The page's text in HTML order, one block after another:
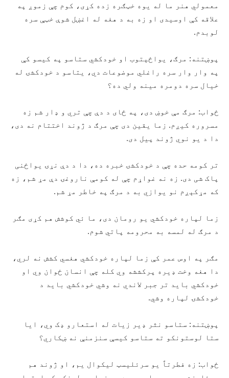
معمولي هنر ما له یوه خټګره زده کړی، کوم چې زموږ په
علاقه کې اوسیدی او زه به د هغه له اغښل شوې خټې سره
لوبدم.
پوښتنه: مرګ، یواځېتوب او خودکشي ستاسو په کیسو کې
په وار وار سره راغلي موضوعات دي، یتاسو د خودکشۍ له
خیال سره دومره مینه ولي ده؟
ځواب: مرګ مې خوښ دی، په ځای د دې چې تري و ډار شم زه
مسروره کیږم. زما یقین دی چې مرګ د ژوند اختتام نه دی،
دا د یو نوي ژوند پیل دی.
تر کومه حده چې د خودکشۍ خبره ده، دا د دې نړۍ یواځنی
پاک شی دی. زه نه غواړم چې له کومې ناروغۍ دې مړ شم، زه
که مړکېږم نو یوازي به د مرګ په خاطر مړ شم.
زما لپاره خودکشي یو رومان دی، ما ئي کوشش هم کړی مګر
د مرګ له لمسه به محرومه پاتي شوم.
مګر په اوس عمر کې زما لپاره خودکشي هغسي کشش نه لري،
دا هغه وخت ډیره پرکششه وي کله چې انسان ځوان وي او
خودکشي باید تر جبر لاندي نه وشي خودکشي باید د
خودکشۍ لپاره وشي.
پوښتنه: ستاسو نثر ډیر زیات له استعارو ډک وي، ایا
ستا لوستونکو ته ستاسو کیسې سنزمنې نه ښکاري؟
ځواب: زه فطرتاً یو سرئلیسټ لیکوال یم، او ژوند هم